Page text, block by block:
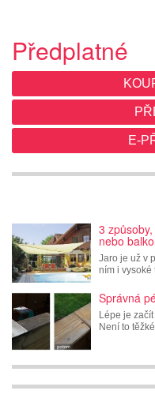
Předplatné
E-
3
nebo
Jaro je už v
ním i
Správná
Lépe je
Není to